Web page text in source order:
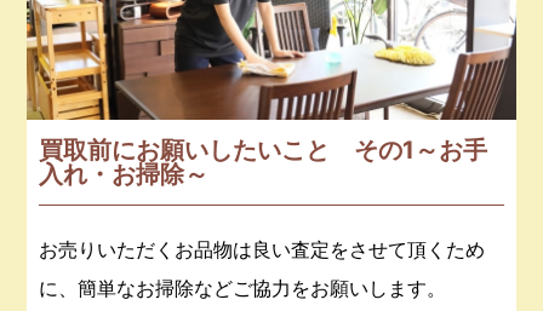
買取前にお願いしたいこと その1～お手
入れ・お掃除～
お売りいただくお品物は良い査定をさせて頂くため
に、簡単なお掃除などご協力をお願いします。